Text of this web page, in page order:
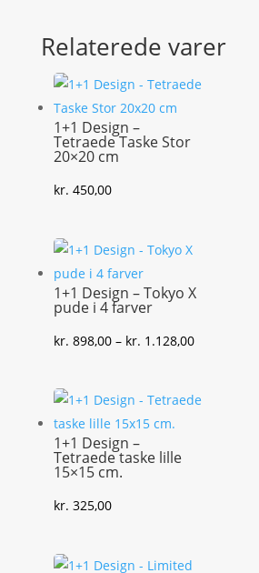
Relaterede varer
1+1 Design –
Tetraede Taske Stor
20×20 cm
kr. 450,00
1+1 Design – Tokyo X
pude i 4 farver
kr. 898,00 – kr. 1.128,00Prisinterval:
kr. 1.128,00
1+1 Design –
Tetraede taske lille
15×15 cm.
kr. 325,00